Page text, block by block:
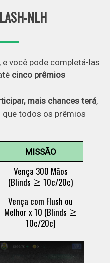
NLH
você pode completá-las
cinco prêmios
mais chances terá,
que todos os prêmios
MISSÃO
Vença 300 Mãos
(Blinds ≥ 10c/20c)
Vença com Flush ou
Melhor x 10 (Blinds ≥
10c/20c)